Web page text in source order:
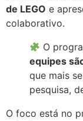
de LEGO e
colaborativo.
O
equipes
que mais
pesquisa,
O foco está no